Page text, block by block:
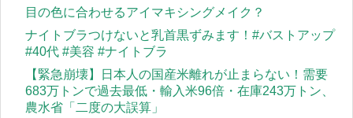
目の色に合わせるアイマキシングメイク？
ナイトブラつけないと乳首黒ずみます！#バストアップ
#40代 #美容 #ナイトブラ
【緊急崩壊】日本人の国産米離れが止まらない！需要
683万トンで過去最低・輸入米96倍・在庫243万トン、
農水省「二度の大誤算」